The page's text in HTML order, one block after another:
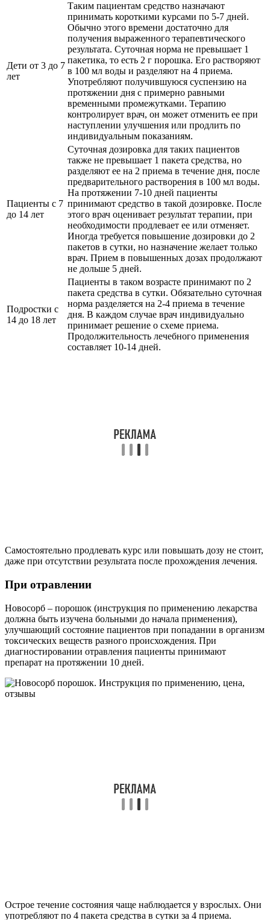
Дети от 3 до 7
лет
Таким пациентам средство назначают
принимать короткими курсами по 5-7 дней.
Обычно этого времени достаточно для
получения выраженного терапевтического
результата. Суточная норма не превышает 1
пакетика, то есть 2 г порошка. Его растворяют
в 100 мл воды и разделяют на 4 приема.
Употребляют получившуюся суспензию на
протяжении дня с примерно равными
временными промежутками. Терапию
контролирует врач, он может отменить ее при
наступлении улучшения или продлить по
индивидуальным показаниям.
Пациенты с 7
до 14 лет
Суточная дозировка для таких пациентов
также не превышает 1 пакета средства, но
разделяют ее на 2 приема в течение дня, после
предварительного растворения в 100 мл воды.
На протяжении 7-10 дней пациенты
принимают средство в такой дозировке. После
этого врач оценивает результат терапии, при
необходимости продлевает ее или отменяет.
Иногда требуется повышение дозировки до 2
пакетов в сутки, но назначение желает только
врач. Прием в повышенных дозах продолжают
не дольше 5 дней.
Подростки с
14 до 18 лет
Пациенты в таком возрасте принимают по 2
пакета средства в сутки. Обязательно суточная
норма разделяется на 2-4 приема в течение
дня. В каждом случае врач индивидуально
принимает решение о схеме приема.
Продолжительность лечебного применения
составляет 10-14 дней.
Самостоятельно продлевать курс или повышать дозу не стоит,
даже при отсутствии результата после прохождения лечения.
При отравлении
Новосорб – порошок (инструкция по применению лекарства
должна быть изучена больными до начала применения),
улучшающий состояние пациентов при попадании в организм
токсических веществ разного происхождения. При
диагностировании отравления пациенты принимают
препарат на протяжении 10 дней.
Острое течение состояния чаще наблюдается у взрослых. Они
употребляют по 4 пакета средства в сутки за 4 приема.